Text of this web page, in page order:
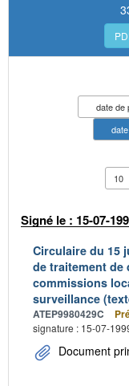
date de
10
Signé le : 15-07-
Circulaire du 15
de traitement de
commissions
surveillance
ATEP9980429C
signature : 15-07-
Document